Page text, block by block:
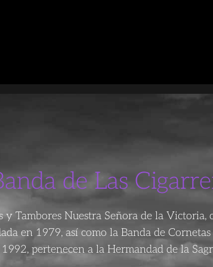
de Las
y Tambores Nuestra Señora de la
en 1979, así como la Banda de
pertenecen a la Hermandad de la